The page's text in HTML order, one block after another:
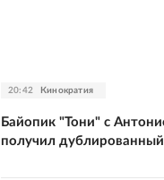
20:42 Кинократия
Байопик "Тони" с
получил